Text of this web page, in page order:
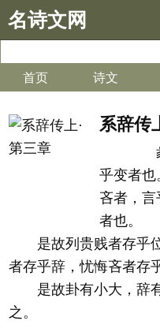
名诗文网
首页 诗文
系辞传
彖者
乎变者也
吝者，
者也。
是故列贵贱者存乎位
者存乎辞，忧悔吝者存
是故卦有小大，辞有
之。